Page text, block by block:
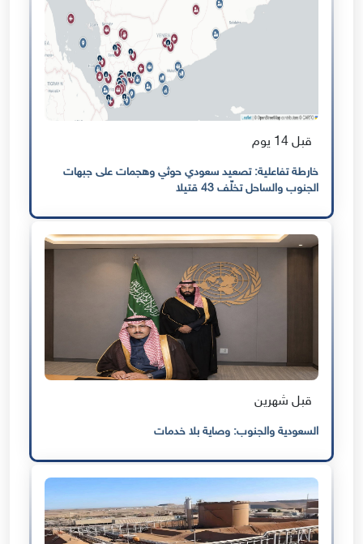
قبل 14 يوم
خارطة تفاعلية: تصعيد سعودي حوثي وهجمات على جبهات
الجنوب والساحل تخلّف 43 قتيلا
قبل شهرين
السعودية والجنوب: وصاية بلا خدمات